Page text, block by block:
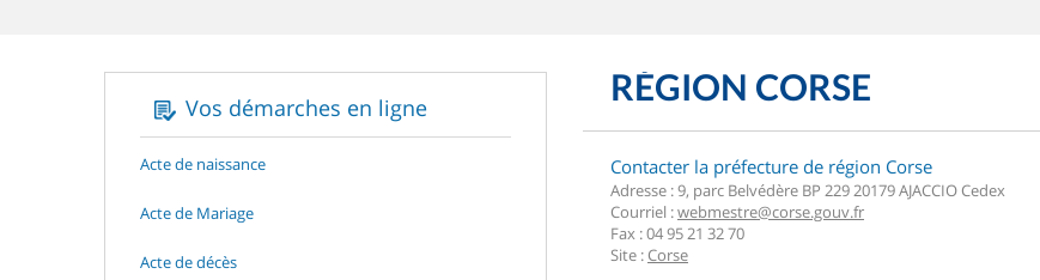
Vos démarches en ligne
Acte de naissance
Acte de Mariage
Acte de décès
RÉGION CORSE
Contacter la préfecture de région Corse
Adresse : 9, parc Belvédère BP 229 20179 AJACCIO Cedex
Courriel :webmestre@corse.gouv.fr
Fax : 04 95 21 32 70
Site :Corse